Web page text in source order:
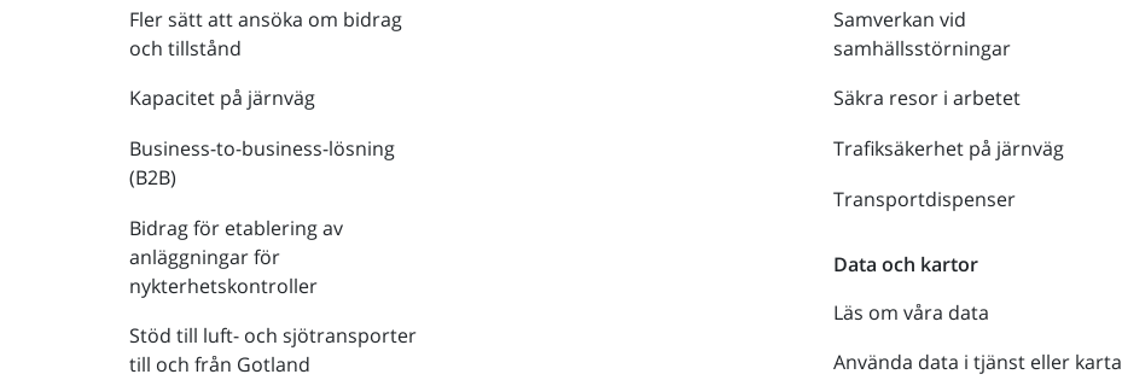
Fler sätt att ansöka om bidrag
och tillstånd
Kapacitet på järnväg
Business-to-business-lösning
(B2B)
Bidrag för etablering av
anläggningar för
nykterhetskontroller
Stöd till luft- och sjötransporter
till och från Gotland
Samverkan vid
samhällsstörningar
Säkra resor i arbetet
Trafiksäkerhet på järnväg
Transportdispenser
Data och kartor
Läs om våra data
Använda data i tjänst eller karta